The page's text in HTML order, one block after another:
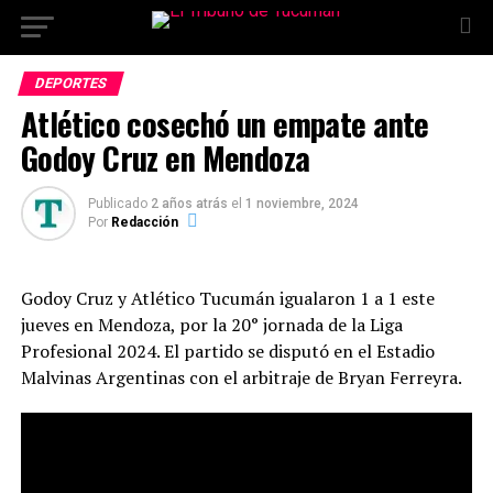
DEPORTES
Atlético cosechó un empate ante
Godoy Cruz en Mendoza
Publicado 2 años atrás el 1 noviembre, 2024
Por Redacción
Godoy Cruz y Atlético Tucumán igualaron 1 a 1 este
jueves en Mendoza, por la 20° jornada de la Liga
Profesional 2024. El partido se disputó en el Estadio
Malvinas Argentinas con el arbitraje de Bryan Ferreyra.